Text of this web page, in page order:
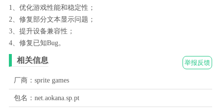
1、优化游戏性能和稳定性；
2、修复部分文本显示问题；
3、提升设备兼容性；
4、修复已知Bug。
举报反馈
相关信息
厂商：sprite games
包名：net.aokana.sp.pt